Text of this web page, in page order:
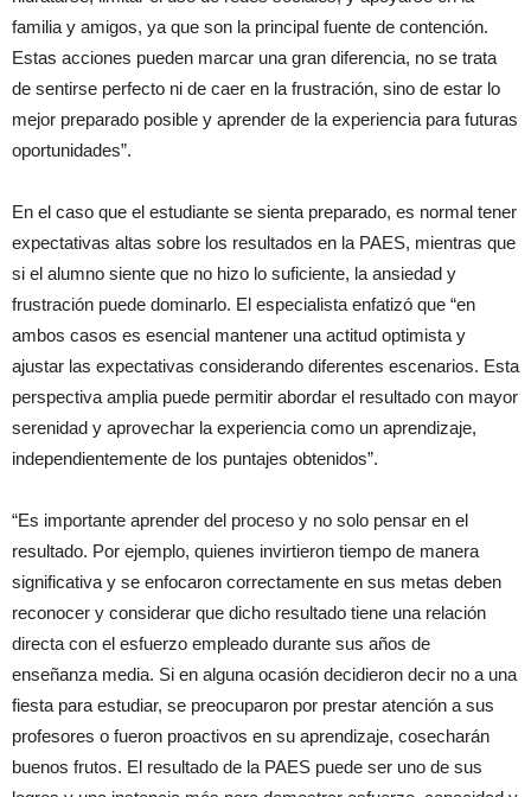
familia y amigos, ya que son la principal fuente de contención.
Estas acciones pueden marcar una gran diferencia, no se trata
de sentirse perfecto ni de caer en la frustración, sino de estar lo
mejor preparado posible y aprender de la experiencia para futuras
oportunidades”.
En el caso que el estudiante se sienta preparado, es normal tener
expectativas altas sobre los resultados en la PAES, mientras que
si el alumno siente que no hizo lo suficiente, la ansiedad y
frustración puede dominarlo. El especialista enfatizó que “en
ambos casos es esencial mantener una actitud optimista y
ajustar las expectativas considerando diferentes escenarios. Esta
perspectiva amplia puede permitir abordar el resultado con mayor
serenidad y aprovechar la experiencia como un aprendizaje,
independientemente de los puntajes obtenidos”.
“Es importante aprender del proceso y no solo pensar en el
resultado. Por ejemplo, quienes invirtieron tiempo de manera
significativa y se enfocaron correctamente en sus metas deben
reconocer y considerar que dicho resultado tiene una relación
directa con el esfuerzo empleado durante sus años de
enseñanza media. Si en alguna ocasión decidieron decir no a una
fiesta para estudiar, se preocuparon por prestar atención a sus
profesores o fueron proactivos en su aprendizaje, cosecharán
buenos frutos. El resultado de la PAES puede ser uno de sus